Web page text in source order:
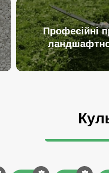
Професійні